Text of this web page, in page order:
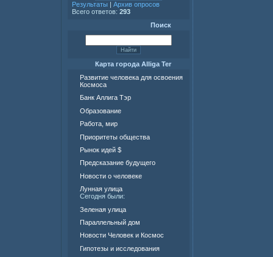
Результаты | Архив опросов
Всего ответов: 293
Поиск
Карта города Alliga Ter
Развитие человека для освоения
Космоса
Банк Аллига Тэр
Образование
Работа, мир
Приоритеты общества
Рынок идей $
Предсказание будущего
Новости о человеке
Лунная улица
Сегодня были:
Зеленая улица
Параллельный дом
Новости Человек и Космос
Гипотезы и исследования